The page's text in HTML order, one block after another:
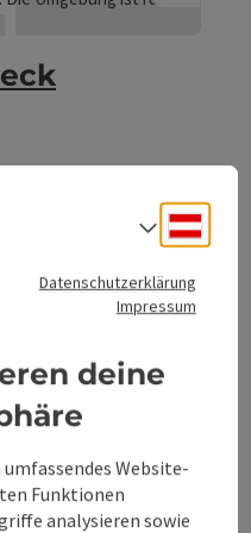
Steineck
ein Familienbetrieb.
Zur Krumau
Datenschutzerklärung
Impressum
deine
Website-
Funktionen
analysieren sowie